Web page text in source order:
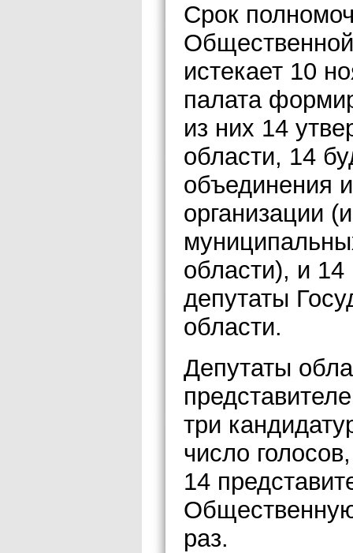
Срок
истекает 10
палата
из них 14
области, 14
объединения
организации
области), и 14
депутаты
области.
Депутаты
три
число
14
раз.